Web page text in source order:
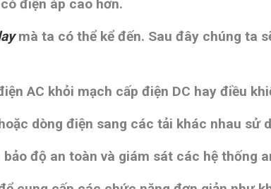
điện áp cao hơn.
mà ta có thể kể đến. Sau đây chúng ta
AC khỏi mạch cấp điện DC hay điều
dòng điện sang các tải khác nhau sử
độ an toàn và giám sát các hệ thống